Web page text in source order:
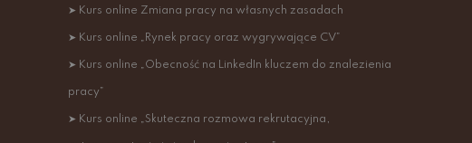
➤ Kurs online Zmiana pracy na własnych zasadach
➤ Kurs online „Rynek pracy oraz wygrywające CV”
➤ Kurs online „Obecność na LinkedIn kluczem do znalezienia
pracy”
➤ Kurs online „Skuteczna rozmowa rekrutacyjna,